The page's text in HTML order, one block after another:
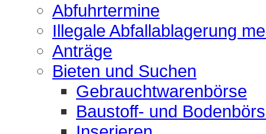
Abfuhrtermine
Illegale Abfallablagerung
Anträge
Bieten und Suchen
Gebrauchtwarenbörse
Baustoff- und